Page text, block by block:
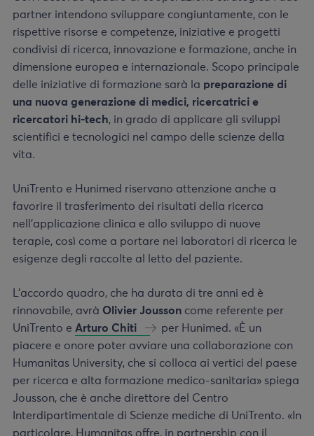
partner intendono sviluppare congiuntamente, con le
rispettive risorse e competenze, iniziative e progetti
condivisi di ricerca, innovazione e formazione, anche in
dimensione europea e internazionale. Scopo principale
delle iniziative di formazione sarà la preparazione di
una nuova generazione di medici, ricercatrici e
ricercatori hi-tech, in grado di applicare gli sviluppi
scientifici e tecnologici nel campo delle scienze della
vita.
UniTrento e Hunimed riservano attenzione anche a
favorire il trasferimento dei risultati della ricerca
nell’applicazione clinica e allo sviluppo di nuove
terapie, così come a portare nei laboratori di ricerca le
esigenze degli raccolte al letto del paziente.
L’accordo quadro, che ha durata di tre anni ed è
rinnovabile, avrà Olivier Jousson come referente per
UniTrento e Arturo Chiti
per Hunimed. «È un
piacere e onore poter avviare una collaborazione con
Humanitas University, che si colloca ai vertici del paese
per ricerca e alta formazione medico-sanitaria» spiega
Jousson, che è anche direttore del Centro
Interdipartimentale di Scienze mediche di UniTrento. «In
particolare, Humanitas offre, in partnership con il